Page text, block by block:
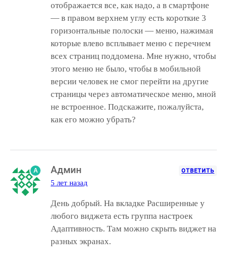
отображается все, как надо, а в смартфоне
— в правом верхнем углу есть короткие 3
горизонтальные полоски — меню, нажимая
которые влево всплывает меню с перечнем
всех страниц поддомена. Мне нужно, чтобы
этого меню не было, чтобы в мобильной
версии человек не смог перейти на другие
страницы через автоматическое меню, мной
не встроенное. Подскажите, пожалуйста,
как его можно убрать?
A Админ
5 лет назад
ОТВЕТИТЬ
День добрый. На вкладке Расширенные у
любого виджета есть группа настроек
Адаптивность. Там можно скрыть виджет на
разных экранах.